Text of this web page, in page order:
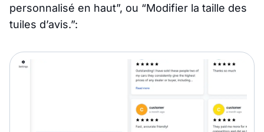
personnalisé en haut”, ou “Modifier la taille des
tuiles d’avis.”: